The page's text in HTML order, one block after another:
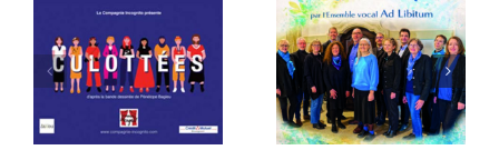
Concert de
Printemps
par
l’ensemble
vocal Ad
La
propriété
c’est le vol